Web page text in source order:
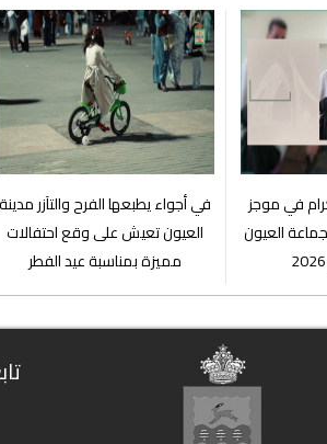
في موجز
العيون
في أجواء يطبعها الفرح والتآزر مدينة
العيون تعيش على وقع احتفالات
مميزة بمناسبة عيد الفطر